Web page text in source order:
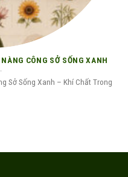
CÔNG SỞ SỐNG XANH
Sở Sống Xanh – Khí Chất Trong